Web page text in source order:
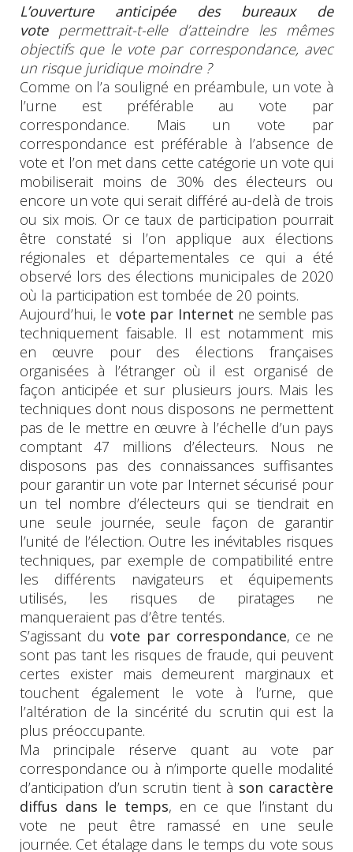
L’ouverture anticipée des bureaux de
vote permettrait-t-elle d’atteindre les mêmes
objectifs que le vote par correspondance, avec
un risque juridique moindre ?
Comme on l’a souligné en préambule, un vote à
l’urne est préférable au vote par
correspondance. Mais un vote par
correspondance est préférable à l’absence de
vote et l’on met dans cette catégorie un vote qui
mobiliserait moins de 30% des électeurs ou
encore un vote qui serait différé au-delà de trois
ou six mois. Or ce taux de participation pourrait
être constaté si l’on applique aux élections
régionales et départementales ce qui a été
observé lors des élections municipales de 2020
où la participation est tombée de 20 points.
Aujourd’hui, levote par Internet ne semble pas
techniquement faisable. Il est notamment mis
en œuvre pour des élections françaises
organisées à l’étranger où il est organisé de
façon anticipée et sur plusieurs jours. Mais les
techniques dont nous disposons ne permettent
pas de le mettre en œuvre à l’échelle d’un pays
comptant 47 millions d’électeurs. Nous ne
disposons pas des connaissances suffisantes
pour garantir un vote par Internet sécurisé pour
un tel nombre d’électeurs qui se tiendrait en
une seule journée, seule façon de garantir
l’unité de l’élection. Outre les inévitables risques
techniques, par exemple de compatibilité entre
les différents navigateurs et équipements
utilisés, les risques de piratages ne
manqueraient pas d’être tentés.
S’agissant duvote par correspondance, ce ne
sont pas tant les risques de fraude, qui peuvent
certes exister mais demeurent marginaux et
touchent également le vote à l’urne, que
l’altération de la sincérité du scrutin qui est la
plus préoccupante.
Ma principale réserve quant au vote par
correspondance ou à n’importe quelle modalité
d’anticipation d’un scrutin tient à son caractère
diffus dans le temps, en ce que l’instant du
vote ne peut être ramassé en une seule
journée. Cet étalage dans le temps du vote sous